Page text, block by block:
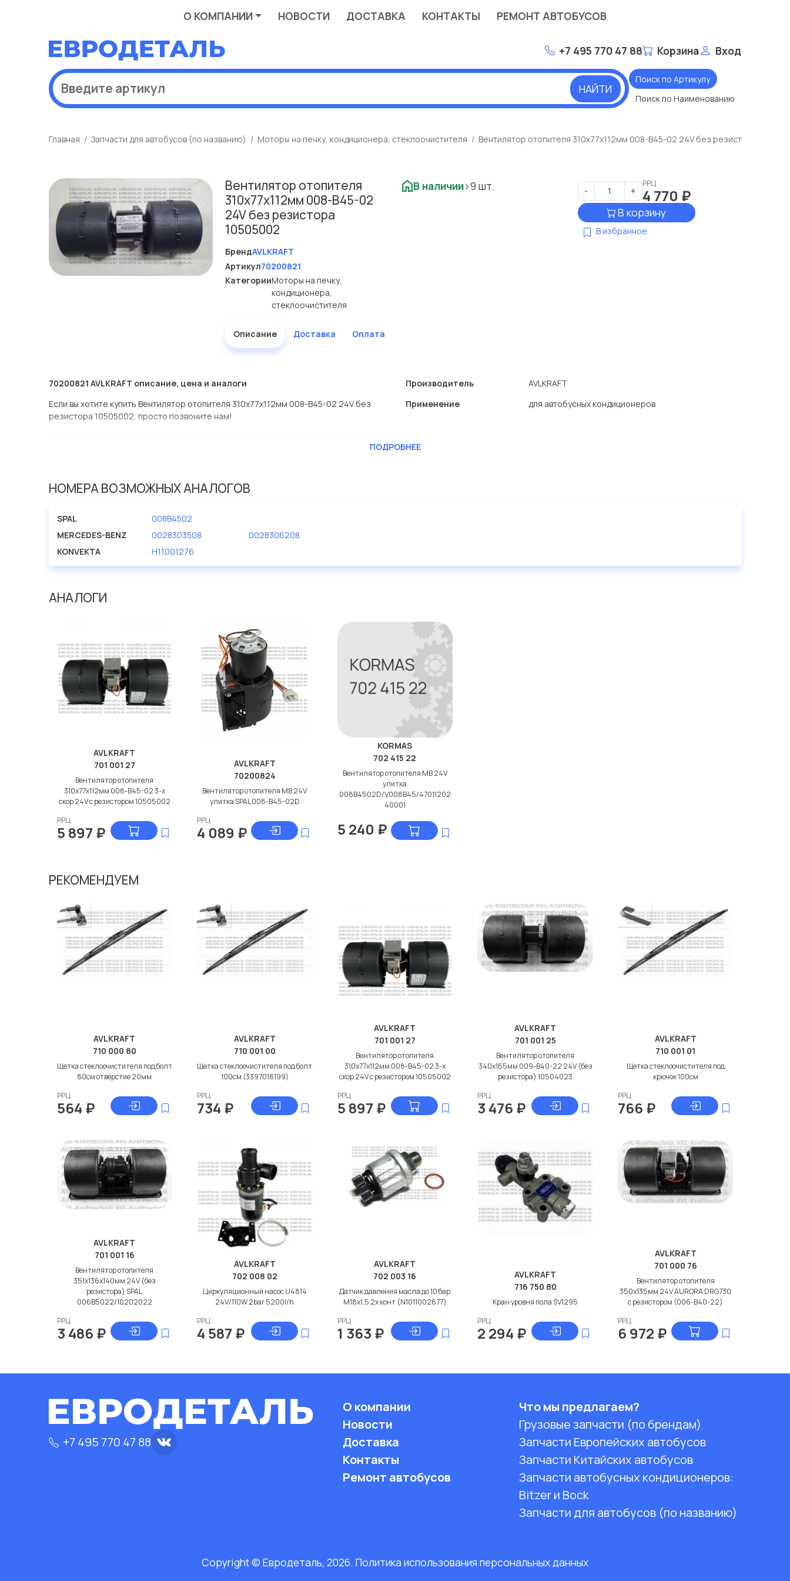
О КОМПАНИИ НОВОСТИ ДОСТАВКА КОНТАКТЫ РЕМОНТ АВТОБУСОВ
+7 495 770 47 88 Корзина Вход
НАЙТИ
Поиск по Артикулу
Поиск по Наименованию
Главная Запчасти для автобусов (по названию) Моторы на печку, кондиционера, стеклоочистителя Вентилятор отопителя 310x77x112мм 008-B45-02 24V без резистора
Вентилятор отопителя
310x77x112мм 008-B45-02
24V без резистора
10505002
БрендAVLKRAFT
Артикул70200821
КатегорииМоторы на печку,
кондиционера,
стеклоочистителя
В наличии>9 шт. - +
РРЦ
4 770 ₽
В корзину
В избранное
Описание Доставка Оплата
70200821 AVLKRAFT описание, цена и аналоги
Если вы хотите купить Вентилятор отопителя 310x77x112мм 008-B45-02 24V без
резистора 10505002, просто позвоните нам!
У данной детали есть аналоги с номерами, убедитесь сами.
нашей компании Евродеталь представлены в большом ассортименте.
производителя AVLKRAFT.
Производитель
AVLKRAFT
Применение
для автобусных кондиционеров
ПОДРОБНЕЕ
НОМЕРА ВОЗМОЖНЫХ АНАЛОГОВ
SPAL
008B4502
MERCEDES-BENZ
0028303508
0028306208
KONVEKTA
H11001276
АНАЛОГИ
AVLKRAFT
701 001 27
Вентилятор отопителя
310x77x112мм 008-B45-02 3-х
скор 24V с резистором 10505002
РРЦ
5 897 ₽
AVLKRAFT
70200824
Вентилятор отопителя МВ 24V
улитка SPAL 008-B45-02D
РРЦ
4 089 ₽
KORMAS
702 415 22
Вентилятор отопителя МВ 24V
улитка
008B4502D/V008B45/47011202
40001
5 240 ₽
РЕКОМЕНДУЕМ
AVLKRAFT
710 000 80
Щетка стеклоочистителя под болт
80см отверстие 20мм
РРЦ
564 ₽
AVLKRAFT
710 001 00
Щетка стеклоочистителя под болт
100см (3397018199)
РРЦ
734 ₽
AVLKRAFT
701 001 27
Вентилятор отопителя
310x77x112мм 008-B45-02 3-х
скор 24V с резистором 10505002
РРЦ
5 897 ₽
AVLKRAFT
701 001 25
Вентилятор отопителя
340x165мм 009-B40-22 24V (без
резистора) 10504023
РРЦ
3 476 ₽
AVLKRAFT
710 001 01
Щетка стеклоочистителя под
крючок 100см
РРЦ
766 ₽
AVLKRAFT
701 001 16
Вентилятор отопителя
351x136x140мм 24V (без
резистора) SPAL
006B5022/10202022
РРЦ
3 486 ₽
AVLKRAFT
702 008 02
Циркуляционный насос U4814
24V/110W 2bar 5200l/h
РРЦ
4 587 ₽
AVLKRAFT
702 003 16
Датчик давления масла до 10 бар
M18x1,5 2х конт (N1011002677)
РРЦ
1 363 ₽
AVLKRAFT
716 750 80
Кран уровня пола SV1295
РРЦ
2 294 ₽
AVLKRAFT
701 000 76
Вентилятор отопителя
350x135мм 24V AURORA DRG730
с резистором (006-B40-22)
РРЦ
6 972 ₽
+7 495 770 47 88
О компании
Новости
Доставка
Контакты
Ремонт автобусов
Что мы предлагаем?
Грузовые запчасти (по брендам)
Запчасти Европейских автобусов
Запчасти Китайских автобусов
Запчасти автобусных кондиционеров:
Bitzer и Bock
Запчасти для автобусов (по названию)
Copyright © Евродеталь, 2026. Политика использования персональных данных